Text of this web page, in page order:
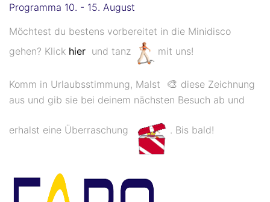
Programma 10. - 15. August
Möchtest du bestens vorbereitet in die Minidisco
gehen? Klick hier und tanz mit uns!
Komm in Urlaubsstimmung, Malst 🎨 diese Zeichnung
aus und gib sie bei deinem nächsten Besuch ab und
erhalst eine Überraschung . Bis bald!